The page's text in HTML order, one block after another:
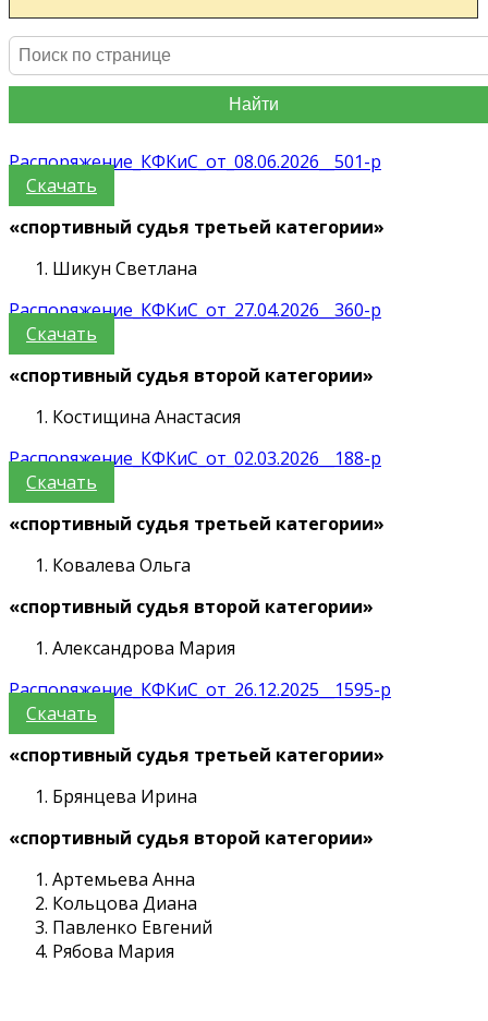
Найти
Распоряжение_КФКиС_от_08.06.2026__501-р
Скачать
«спортивный судья третьей категории»
Шикун Светлана
Распоряжение_КФКиС_от_27.04.2026__360-р
Скачать
«спортивный судья второй категории»
Костищина Анастасия
Распоряжение_КФКиС_от_02.03.2026__188-р
Скачать
«спортивный судья третьей категории»
Ковалева Ольга
«спортивный судья второй категории»
Александрова Мария
Распоряжение_КФКиС_от_26.12.2025__1595-р
Скачать
«спортивный судья третьей категории»
Брянцева Ирина
«спортивный судья второй категории»
Артемьева Анна
Кольцова Диана
Павленко Евгений
Рябова Мария